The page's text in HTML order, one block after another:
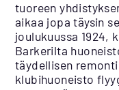
tuoreen
aikaa jopa täysin
joulukuussa 1924,
Barkerilta
täydellisen
klubihuoneisto